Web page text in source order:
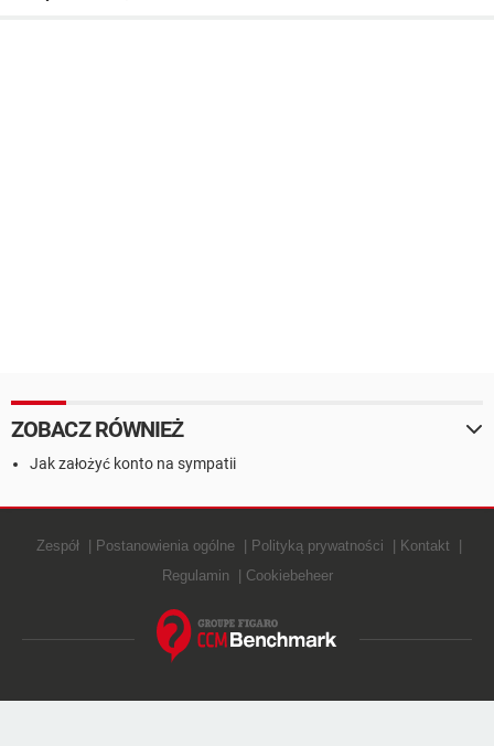
ZOBACZ RÓWNIEŻ
Jak założyć konto na sympatii
Zespół Postanowienia ogólne Polityką prywatności
Kontakt
Regulamin
Cookiebeheer